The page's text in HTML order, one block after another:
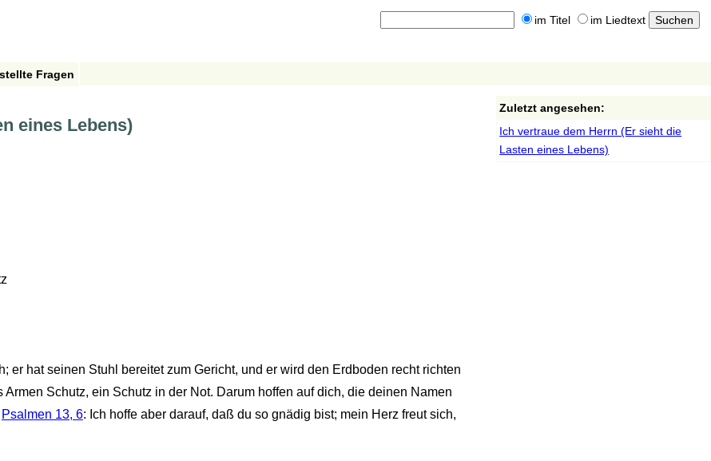
im Titel im Liedtext
Fragen
eines Lebens)
er hat seinen Stuhl bereitet zum Gericht, und er wird den Erdboden recht richten
Schutz, ein Schutz in der Not. Darum hoffen auf dich, die deinen Namen
Psalmen 13, 6: Ich hoffe aber darauf, daß du so gnädig bist; mein Herz freut sich,
Zuletzt angesehen:
Ich vertraue dem Herrn (Er sieht die
Lasten eines Lebens)